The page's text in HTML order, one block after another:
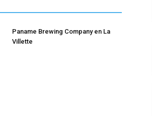
Paname Brewing Company en La
Villette